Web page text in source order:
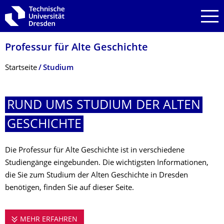
Zur Hauptnavigation springen
Zur Suche springen
Zum Inhalt springen
Professur für Alte Geschichte
Breadcrumb-Menü
Startseite Studium
RUND UMS STUDIUM DER ALTEN
GESCHICHTE
Die Professur für Alte Geschichte ist in verschiedene
Studiengänge eingebunden. Die wichtigsten Informationen,
die Sie zum Studium der Alten Geschichte in Dresden
benötigen, finden Sie auf dieser Seite.
MEHR ERFAHREN